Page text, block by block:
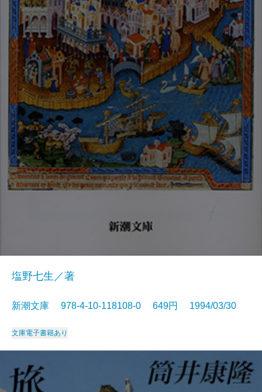
塩野七生／著
新潮文庫 978-4-10-118108-0 649円 1994/03/30
文庫電子書籍あり